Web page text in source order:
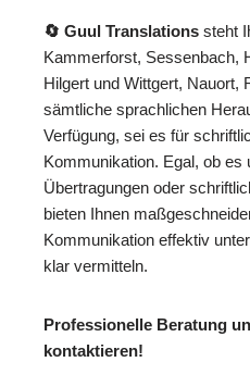
🔄 Guul Translations steht
Kammerforst, Sessenbach,
Hilgert und Wittgert, Nauort,
sämtliche sprachlichen
Verfügung, sei es für
Kommunikation. Egal, ob es
Übertragungen oder
bieten Ihnen
Kommunikation effektiv
klar vermitteln.
Professionelle Beratung
kontaktieren!